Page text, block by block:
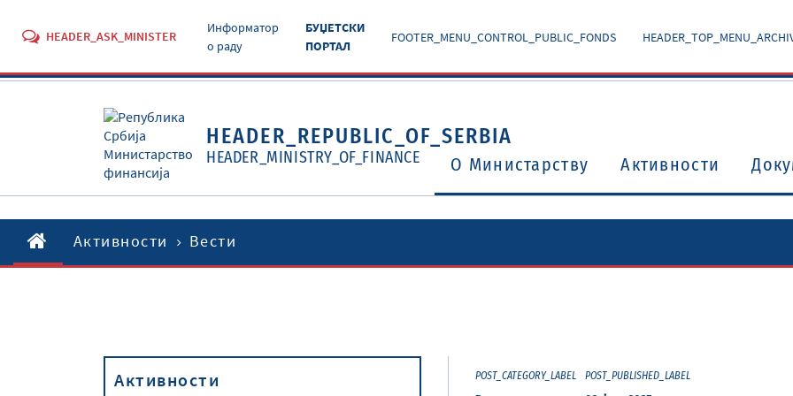
HEADER_ASK_MINISTER
Информатор
о раду
БУЏЕТСКИ
ПОРТАЛ
FOOTER_MENU_CONTROL_PUBLIC_FONDS
HEADER_REPUBLIC_OF_SERBIA
HEADER_MINISTRY_OF_FINANCE O Министарству Активности
Активности Вести
Активности POST_CATEGORY_LABEL POST_PUBLISHED_LABEL